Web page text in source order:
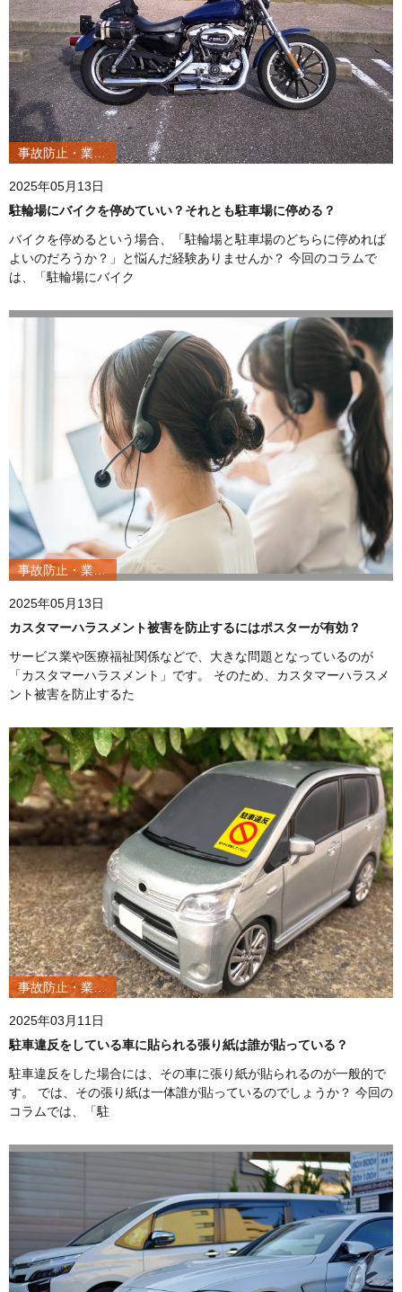
2025年05月13日
駐輪場にバイクを停めていい？それとも駐車場に停める？
バイクを停めるという場合、「駐輪場と駐車場のどちらに停めれば
よいのだろうか？」と悩んだ経験ありませんか？ 今回のコラムで
は、「駐輪場にバイク
2025年05月13日
カスタマーハラスメント被害を防止するにはポスターが有効？
サービス業や医療福祉関係などで、大きな問題となっているのが
「カスタマーハラスメント」です。 そのため、カスタマーハラスメ
ント被害を防止するた
事故防止・業務改善
2025年03月11日
駐車違反をしている車に貼られる張り紙は誰が貼っている？
駐車違反をした場合には、その車に張り紙が貼られるのが一般的で
す。 では、その張り紙は一体誰が貼っているのでしょうか？ 今回の
コラムでは、「駐